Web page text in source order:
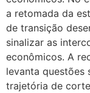
a retomada da
de transição
sinalizar as
econômicos. A
levanta questões
trajetória de